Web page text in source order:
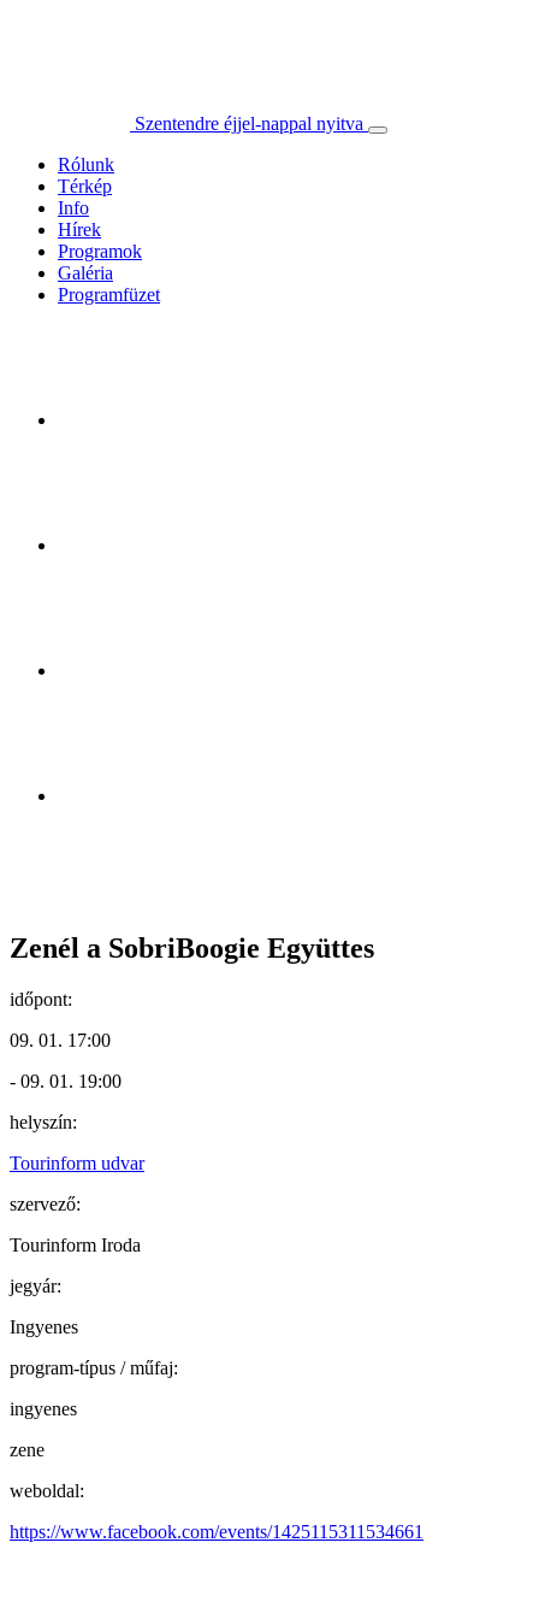
Szentendre éjjel-nappal nyitva
Rólunk
Térkép
Info
Hírek
Programok
Galéria
Programfüzet
Zenél a SobriBoogie Együttes
időpont:
09. 01. 17:00
- 09. 01. 19:00
helyszín:
Tourinform udvar
szervező:
Tourinform Iroda
jegyár:
Ingyenes
program-típus / műfaj:
ingyenes
zene
weboldal:
https://www.facebook.com/events/1425115311534661